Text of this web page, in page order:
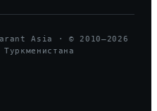
Asia · © 2010—2026